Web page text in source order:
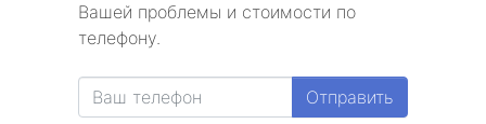
Вашей проблемы и стоимости по
телефону.
Отправить